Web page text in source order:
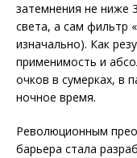
затемнения не ниже
света, а сам фильтр
изначально). Как
применимость и
очков в сумерках, в
ночное время.
Революционным
барьера стала